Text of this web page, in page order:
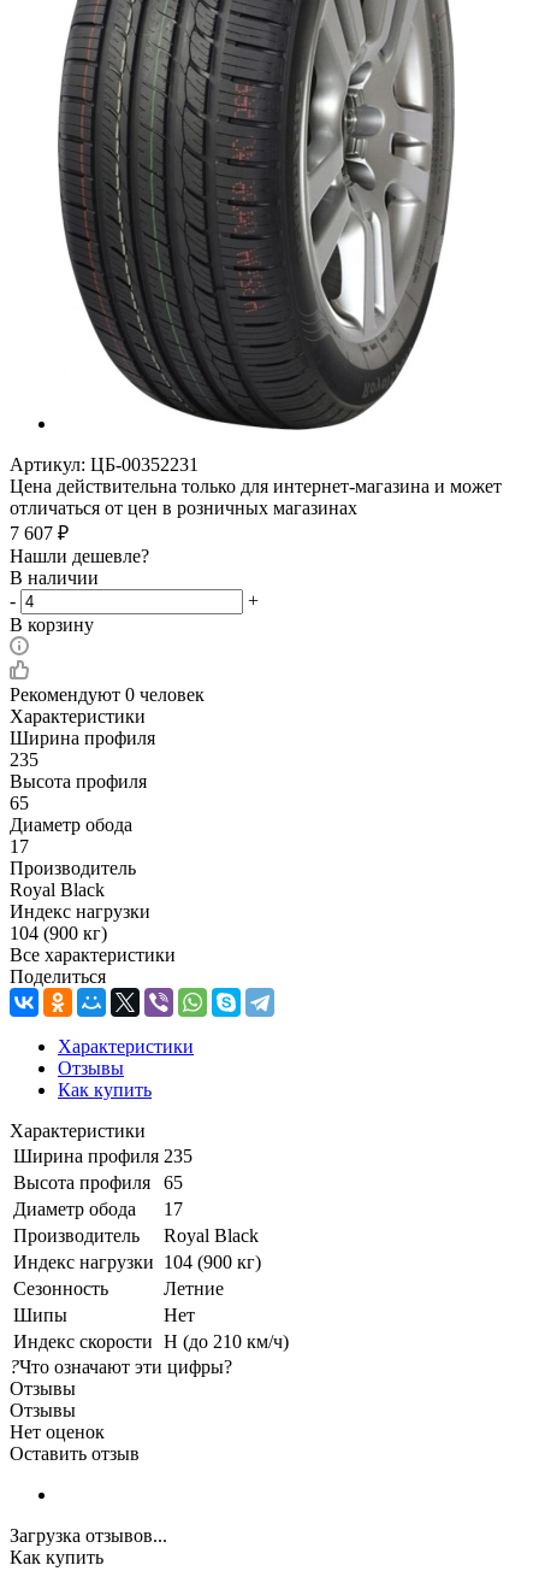
Артикул: ЦБ-00352231
Цена действительна только для интернет-магазина и может
отличаться от цен в розничных магазинах
7 607 ₽
Нашли дешевле?
В наличии
-
+
В корзину
Рекомендуют 0 человек
Характеристики
Ширина профиля
235
Высота профиля
65
Диаметр обода
17
Производитель
Royal Black
Индекс нагрузки
104 (900 кг)
Все характеристики
Поделиться
Характеристики
Отзывы
Как купить
Характеристики
Ширина профиля 235
Высота профиля
65
Диаметр обода
17
Производитель
Royal Black
Индекс нагрузки 104 (900 кг)
Сезонность
Летние
Шипы
Нет
Индекс скорости H (до 210 км/ч)
?Что означают эти цифры?
Отзывы
Отзывы
Нет оценок
Оставить отзыв
Загрузка отзывов...
Как купить